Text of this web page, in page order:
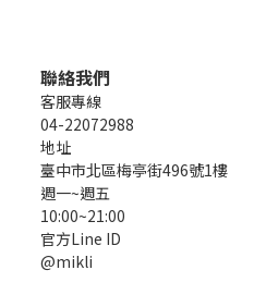
聯絡我們
客服專線
04-22072988
地址
臺中市北區梅亭街496號1樓
週一~週五
10:00~21:00
官方Line ID
@mikli